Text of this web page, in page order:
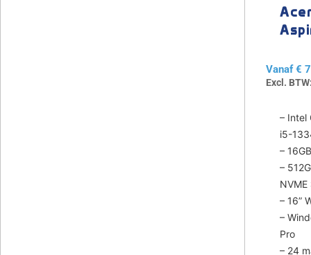
Acer
Vanaf€
Excl.
– Intel
i5-
–
–
NVME
– 16”
–
Pro
– 24
Deze
optie
gekozen
worden